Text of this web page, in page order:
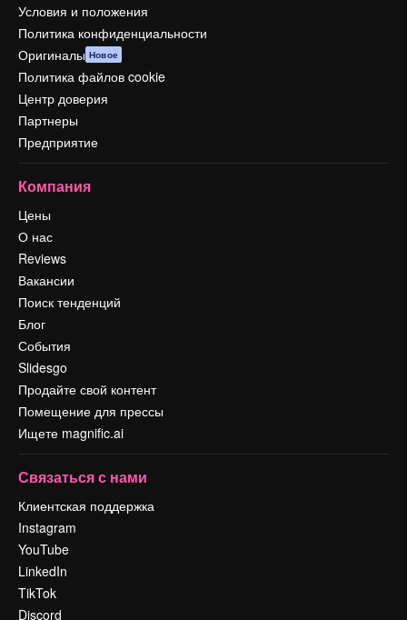
Условия и положения
Политика конфиденциальности
Оригиналы Новое
Политика файлов cookie
Центр доверия
Партнеры
Предприятие
Компания
Цены
О нас
Reviews
Вакансии
Поиск тенденций
Блог
События
Slidesgo
Продайте свой контент
Помещение для прессы
Ищете magnific.ai
Связаться с нами
Клиентская поддержка
Instagram
YouTube
LinkedIn
TikTok
Discord